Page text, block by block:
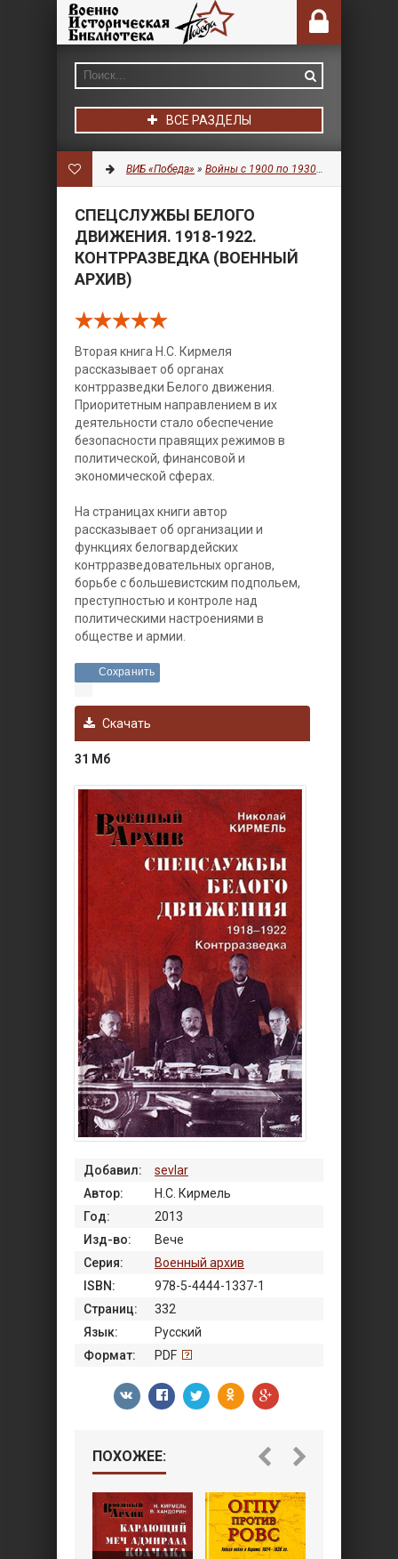
ВСЕ РАЗДЕЛЫ
ВИБ «Победа» » Войны с 1900 по 1930 гг.
СПЕЦСЛУЖБЫ БЕЛОГО
ДВИЖЕНИЯ. 1918-1922.
КОНТРРАЗВЕДКА (ВОЕННЫЙ
АРХИВ)
Вторая книга Н.С. Кирмеля
рассказывает об органах
контрразведки Белого движения.
Приоритетным направлением в их
деятельности стало обеспечение
безопасности правящих режимов в
политической, финансовой и
экономической сферах.
На страницах книги автор
рассказывает об организации и
функциях белогвардейских
контрразведовательных органов,
борьбе с большевистским подпольем,
преступностью и контроле над
политическими настроениями в
обществе и армии.
Сохранить
Скачать
31 Мб
Добавил:
sevlar
Автор:
Н.С. Кирмель
Год:
2013
Изд-во:
Вече
Серия:
Военный архив
ISBN:
978-5-4444-1337-1
Страниц:
332
Язык:
Русский
Формат:
PDF
ПОХОЖЕЕ: